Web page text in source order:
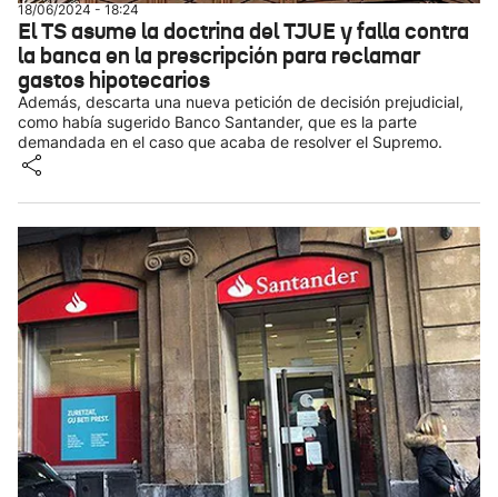
18/06/2024 - 18:24
El TS asume la doctrina del TJUE y falla contra
la banca en la prescripción para reclamar
gastos hipotecarios
Además, descarta una nueva petición de decisión prejudicial,
como había sugerido Banco Santander, que es la parte
demandada en el caso que acaba de resolver el Supremo.